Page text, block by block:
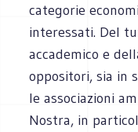
categorie
interessati. Del
accademico e
oppositori, sia in
le associazioni
Nostra, in